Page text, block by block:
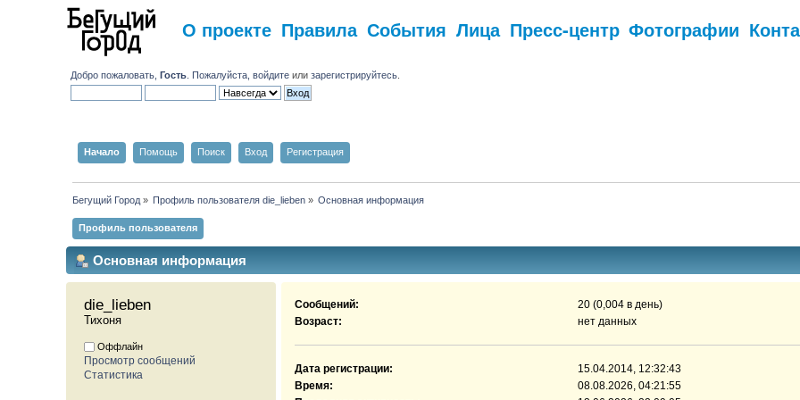
О проекте Правила События Лица Пресс-центр Фотографии
Добро пожаловать,Гость . Пожалуйста,войдите илизарегистрируйтесь
Начало Помощь Поиск Вход Регистрация
Бегущий Город» Профиль пользователя die_lieben» Основная информация
Профиль пользователя
Основная информация
die_lieben
Тихоня
Оффлайн
Просмотр сообщений
Статистика
Сообщений:
20 (0,004 в день)
Возраст:
нет данных
Дата регистрации:
15.04.2014, 12:32:43
Время:
08.08.2026, 04:21:55